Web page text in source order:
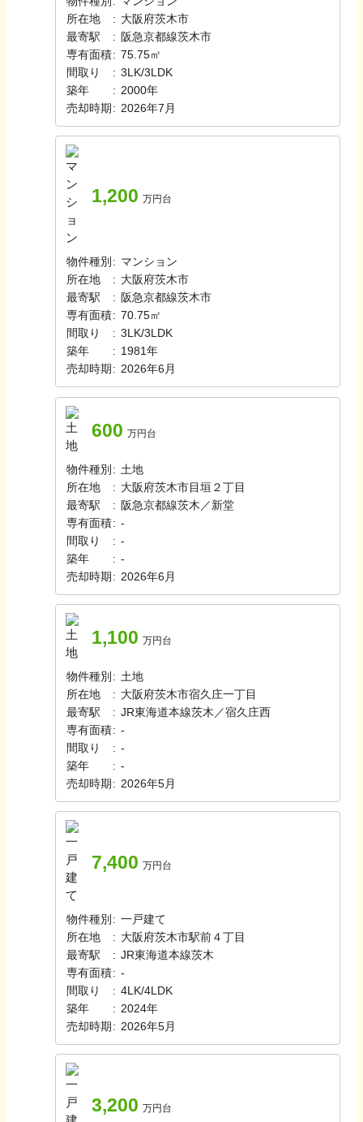
所在地
: 大阪府茨木市
最寄駅
: 阪急京都線茨木市
専有面積: 75.75㎡
間取り
: 3LK/3LDK
築年
: 2000年
売却時期 : 2026年7月
1,200 万円台
物件種別 : マンション
所在地
: 大阪府茨木市
最寄駅
: 阪急京都線茨木市
専有面積: 70.75㎡
間取り
: 3LK/3LDK
築年
: 1981年
売却時期 : 2026年6月
600 万円台
物件種別 : 土地
所在地
: 大阪府茨木市目垣２丁目
最寄駅
: 阪急京都線茨木／新堂
専有面積: -
間取り
: -
築年
: -
売却時期 : 2026年6月
1,100 万円台
物件種別 : 土地
所在地
: 大阪府茨木市宿久庄一丁目
最寄駅
: JR東海道本線茨木／宿久庄西
専有面積: -
間取り
: -
築年
: -
売却時期 : 2026年5月
7,400 万円台
物件種別 : 一戸建て
所在地
: 大阪府茨木市駅前４丁目
最寄駅
: JR東海道本線茨木
専有面積: -
間取り
: 4LK/4LDK
築年
: 2024年
売却時期 : 2026年5月
3,200 万円台